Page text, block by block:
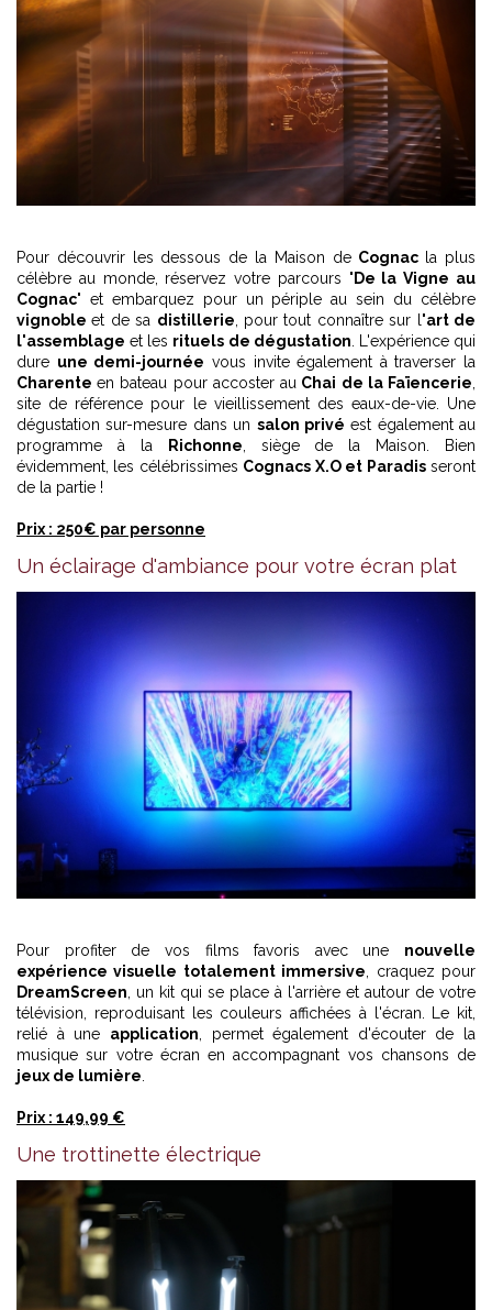
Pour découvrir les dessous de la Maison de Cognac
la plus
célèbre au monde, réservez votre parcours " De la Vigne au
Cognac" et embarquez pour un périple au sein du célèbre
vignobleet de sa distillerie , pour tout connaître sur l 'art de
l'assemblage et les rituels de dégustation . L'expérience qui
dure une demi-journée vous invite également à traverser la
Charenteen bateau pour accoster au Chai de la Faïencerie
site de référence pour le vieillissement des eaux-de-vie. Une
dégustation sur-mesure dans un salon privé est également au
programme à la
Richonne , siège de la Maison. Bien
évidemment, les célébrissimes Cognacs X.O et Paradisseront
de la partie !
Prix : 250€ par personne
Un éclairage d'ambiance pour votre écran plat
Pour profiter de vos films favoris avec une nouvelle
expérience visuelle totalement immersive , craquez pour
DreamScreen , un kit qui se place à l'arrière et autour de votre
télévision, reproduisant les couleurs affichées à l'écran. Le kit,
relié à une application , permet également d'écouter de la
musique sur votre écran en accompagnant vos chansons de
jeux de lumière
Prix : 149,99 €
Une trottinette électrique